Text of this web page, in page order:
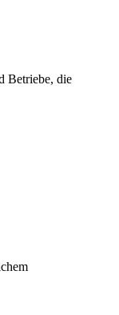
Betriebe, die